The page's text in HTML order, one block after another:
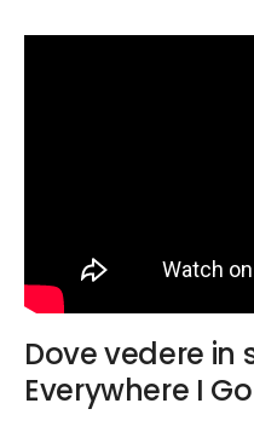
Dove vedere in
Everywhere I Go